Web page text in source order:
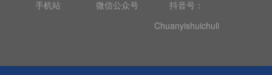
手机站 微信公众号
抖音号：
Chuanyishuichuli